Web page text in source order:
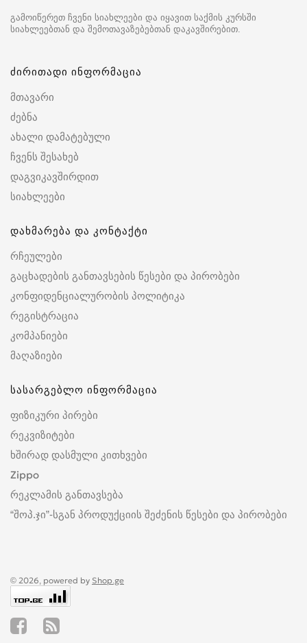
გამოიწერეთ ჩვენი სიახლეები და იყავით საქმის კურსში
სიახლეებთან და შემოთავაზებებთან დაკავშირებით.
ძირითადი ინფორმაცია
მთავარი
ძებნა
ახალი დამატებული
ჩვენს შესახებ
დაგვიკავშირდით
სიახლეები
დახმარება და კონტაქტი
რჩეულები
გაცხადების განთავსების წესები და პირობები
კონფიდენციალურობის პოლიტიკა
რეგისტრაცია
კომპანიები
მაღაზიები
სასარგებლო ინფორმაცია
ფიზიკური პირები
რეკვიზიტები
ხშირად დასმული კითხვები
Zippo
რეკლამის განთავსება
“შოპ.ჯი”-სგან პროდუქციის შეძენის წესები და პირობები
© 2026, powered by Shop.ge